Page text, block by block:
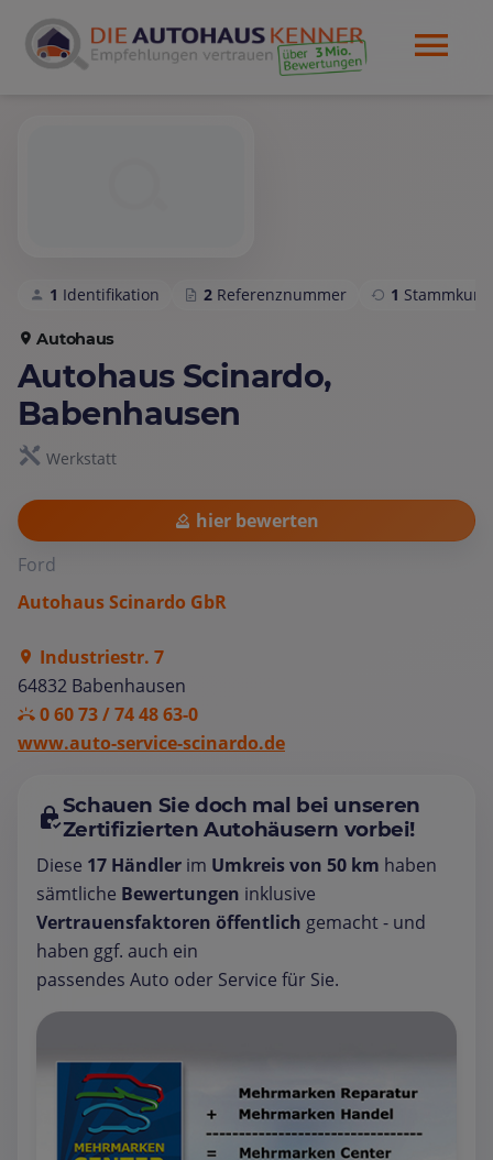
1 Identifikation 2 Referenznummer 1
Autohaus
Autohaus Scinardo,
Babenhausen
Werkstatt
hier bewerten
Ford
Autohaus Scinardo GbR
Industriestr. 7
64832 Babenhausen
0 60 73 / 74 48 63-0
www.auto-service-scinardo.de
Schauen Sie doch mal bei unseren
Zertifizierten Autohäusern vorbei!
Diese 17 Händler im Umkreis von 50 km haben
sämtliche Bewertungen inklusive
Vertrauensfaktoren öffentlich gemacht - und
haben ggf. auch ein
passendes Auto oder Service für Sie.